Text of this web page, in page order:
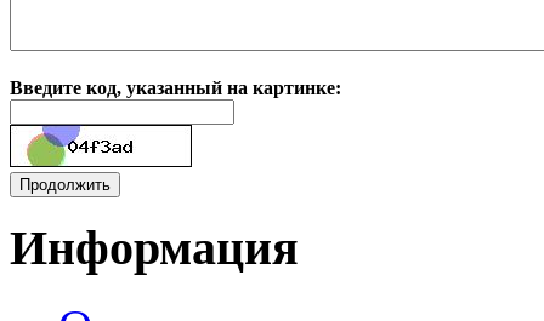
Введите код, указанный на картинке:
Информация